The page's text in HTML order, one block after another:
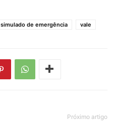
simulado de emergência vale
Próximo artigo